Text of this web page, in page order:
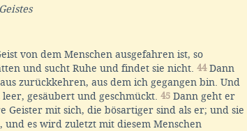
von dem Menschen ausgefahren ist, so
und sucht Ruhe und findet sie nicht. 44Dann
zurückkehren, aus dem ich gegangen bin. Und
gesäubert und geschmückt. 45 Dann geht er
Geister mit sich, die bösartiger sind als er; und sie
es wird zuletzt mit diesem Menschen